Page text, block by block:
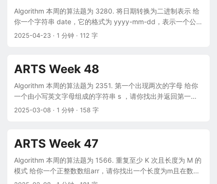
量真不错，而且这个网站没有广告，阅读体验特别好。 我做
Review 这件事的流程基本是：自己先看一遍，看不懂的用欧路
翻译插件一键自动记录到生词本，了解大概内容后自己翻译，
间，加上需要翻墙，在公司看文章很不方便，于是换成在
Breaking News English 网站翻译新闻短文，一方面文章篇幅
短，另一方面不用翻墙，还能了解新闻资讯。 在这个网站坚持
一段时间后，有一天我突然觉得自己看英文文章不发怵了，不
管多长都能硬着头皮看下去，总觉得自己马上就能看懂了。但
技以制夷” 的前提是你得懂对方在说什么。当然也可以用翻译软
件，但学习一门语言就是在学习一种文化，只有了解了文化和
风俗习惯，应对问题，才能游刃有余。这是翻译软件无法替代
的。 坚持这个打卡活动到某个时间点时，我突然觉得差不多
了，就是已经不需要证明什么了。当时计划在 2024 年 10 月
maxCount = function(m, n, ops) { // 如果操作组为空，则表示
都是0，直接返回m*n if (ops.length === 0) { return m * n; }
// 找到最小的m和n let minM = m; let minN = n; for (let i = 0; i
return minM * minN; }; 解题思路： 这道题其实还是很简单的，
只是一开始会有点绕，不太清楚要讲什么，但是仔细观察就会
发现，突破点就是这个 “矩阵中最大整数的个数”。因为所有的
格子都要 + 1，所以，最大的整数只会出现在操作组a1、b1值最
小的那个上面。所以，我们要做的工作，就是找出最小值的那
Algorithm 本周的算法题为 3280. 将日期转换为二进制表示 给
你一个字符串 date，它的格式为 yyyy-mm-dd，表示一个公历
日期。 date 可以重写为二进制表示，只需要将年、月、日分别
date = "2080-02-29" 输出： "100000100000-10-11101" 解
释： 100000100000, 10 和 11101 分别是 2080, 02 和 29 的
二进制表示。 实现代码如下： const convertDateToBinary =
function(date) { const [year, month, day] = date.split('-')
const yearBinary = parseInt(year).toString(2) const
`${yearBinary}-${monthBinary}-${dayBinary}` }; 解题思路：
将日期格式的字符串拆分为年、月、日三个部分。 利用
Number.prototype.toString() 方法中基数的特性，将数字转换
为二进制字符串。 Review Scientists discover new water
purification microbes - Breaking News English Lesson 科学
2025-04-23 · 1 分钟 · 112 字
ARTS Week 48
Algorithm 本周的算法题为 2351. 第一个出现两次的字母 给你
一个由小写英文字母组成的字符串 s ，请你找出并返回第一个
出现 两次 的字母。 注意： 如果 a 的 第二次 出现比 b 的 第二
s = "abccbaacz" 输出："c" 解释： 字母 'a' 在下标 0 、5 和 6
处出现。 字母 'b' 在下标 1 和 4 处出现。 字母 'c' 在下标 2 、3
和 7 处出现。 字母 'z' 在下标 8 处出现。 字母 'c' 是第一个出
现两次的字母，因为在所有字母中，'c' 第二次出现的下标是最
小的。 实现代码如下： const repeatedCharacter = function
2025-03-08 · 1 分钟 · 158 字
ARTS Week 47
Algorithm 本周的算法题为 1566. 重复至少 K 次且长度为 M 的
模式 给你一个正整数数组arr，请你找出一个长度为m且在数组
中至少重复k次的模式。 模式是由一个或多个值组成的子数组